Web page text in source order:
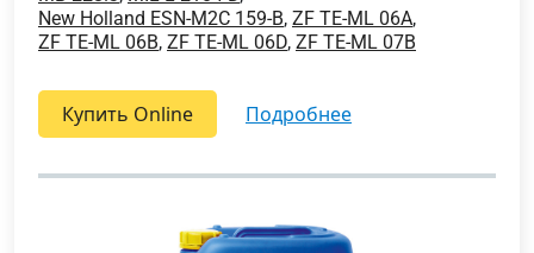
New Holland ESN-M2C 159-B, ZF TE-ML 06A,
ZF TE-ML 06B, ZF TE-ML 06D, ZF TE-ML 07B
Купить Online подробнее